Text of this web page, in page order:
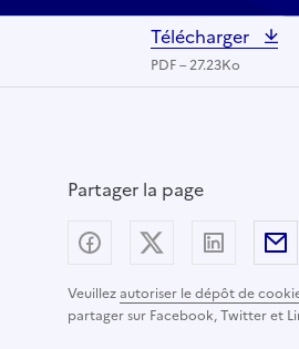
Télécharger
PDF – 27.23Ko
Partager la page
Veuillezautoriser le dépôt de
partager sur Facebook, Twitter et
Partager sur Facebook
Partager sur